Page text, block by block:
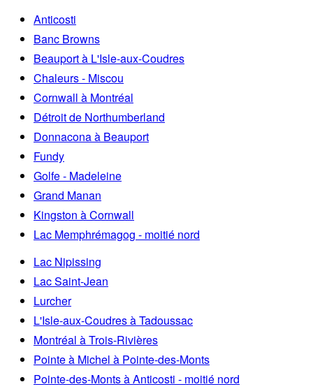
Anticosti
Banc Browns
Beauport à L'Isle-aux-Coudres
Chaleurs - Miscou
Cornwall à Montréal
Détroit de Northumberland
Donnacona à Beauport
Fundy
Golfe - Madeleine
Grand Manan
Kingston à Cornwall
Lac Memphrémagog - moitié nord
Lac Nipissing
Lac Saint-Jean
Lurcher
L'Isle-aux-Coudres à Tadoussac
Montréal à Trois-Rivières
Pointe à Michel à Pointe-des-Monts
Pointe-des-Monts à Anticosti - moitié nord